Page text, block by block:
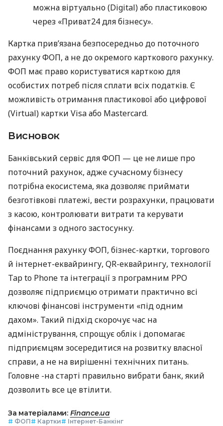
можна віртуально (Digital) або пластиковою
через «Приват24 для бізнесу».
Картка прив’язана безпосередньо до поточного
рахунку ФОП, а не до окремого карткового рахунку.
ФОП має право користуватися карткою для
особистих потреб після сплати всіх податків. Є
можливість отримання пластикової або цифрової
(Virtual) картки Visa або Mastercard.
Висновок
Банківський сервіс для ФОП — це не лише про
поточний рахунок, адже сучасному бізнесу
потрібна екосистема, яка дозволяє приймати
безготівкові платежі, вести розрахунки, працювати
з касою, контролювати витрати та керувати
фінансами з одного застосунку.
Поєднання рахунку ФОП, бізнес-картки, торгового
й інтернет-еквайрингу, QR-еквайрингу, технології
Tap to Phone та інтеграції з програмним РРО
дозволяє підприємцю отримати практично всі
ключові фінансові інструменти «під одним
дахом». Такий підхід скорочує час на
адміністрування, спрощує облік і допомагає
підприємцям зосередитися на розвитку власної
справи, а не на вирішенні технічних питань.
Головне -на старті правильно вибрати банк, який
дозволить все це втілити.
За матеріалами: Finance.ua
# ФОП# Картки# Інтернет-Банкінг